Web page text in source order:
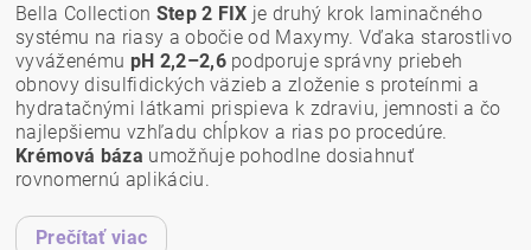
Bella Collection Step 2 FIX je druhý krok laminačného
systému na riasy a obočie od Maxymy. Vďaka starostlivo
vyváženému pH 2,2–2,6podporuje správny priebeh
obnovy disulfidických väzieb a zloženie s proteínmi a
hydratačnými látkami prispieva k zdraviu, jemnosti a čo
najlepšiemu vzhľadu chĺpkov a rias po procedúre.
Krémová báza umožňuje pohodlne dosiahnuť
rovnomernú aplikáciu.
Prečítať viac